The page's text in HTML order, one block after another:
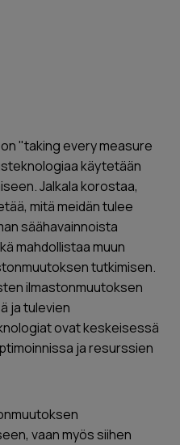
"taking every measure
käytetään
Jalkala korostaa,
mitä meidän tulee
säähavainnoista
mahdollistaa muun
tutkimisen.
ilmastonmuutoksen
ja tulevien
ovat keskeisessä
ja resurssien
vaan myös siihen